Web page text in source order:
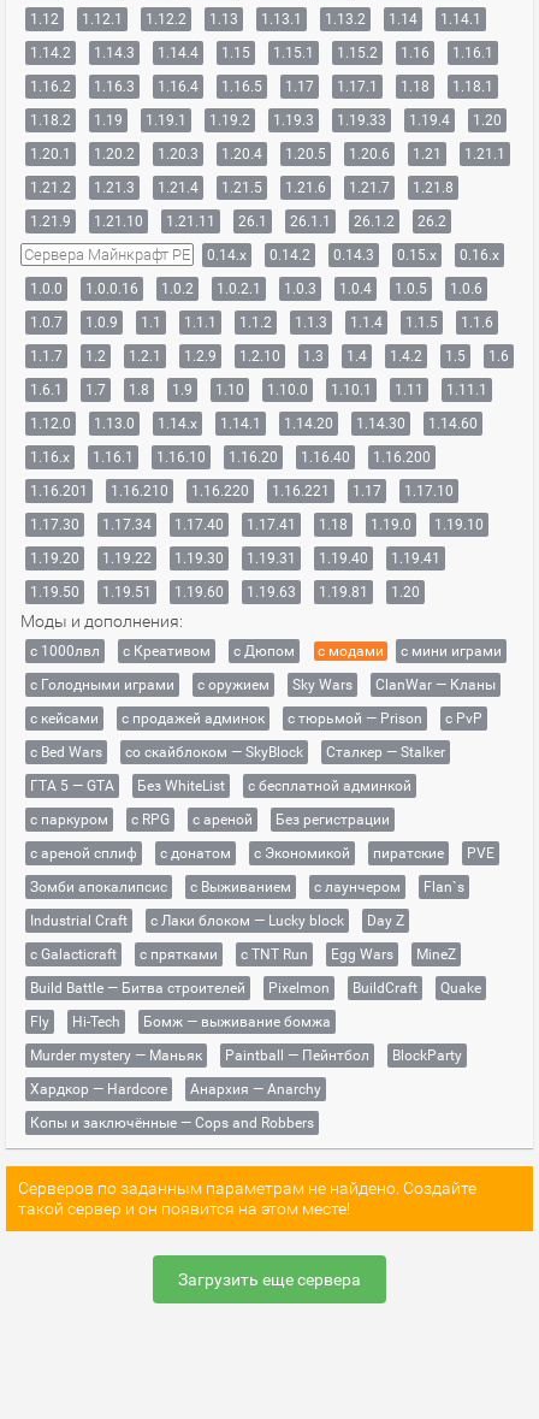
1.12
1.12.1 1.12.2 1.13 1.13.1 1.13.2 1.14
1.14.1
1.14.2
1.14.3 1.14.4 1.15 1.15.1 1.15.2 1.16
1.16.1
1.16.2
1.16.3 1.16.4 1.16.5 1.17 1.17.1 1.18
1.18.1
1.18.2
1.19 1.19.1 1.19.2 1.19.3 1.19.33 1.19.4
1.20
1.20.1
1.20.2 1.20.3 1.20.4 1.20.5 1.20.6 1.21
1.21.1
1.21.2
1.21.3 1.21.4 1.21.5 1.21.6 1.21.7
1.21.8
1.21.9
1.21.10 1.21.11 26.1 26.1.1 26.1.2 26.2
Сервера Майнкрафт PE 0.14.x 0.14.2 0.14.3 0.15.x
0.16.x
1.0.0
1.0.0.16 1.0.2 1.0.2.1 1.0.3 1.0.4 1.0.5
1.0.6
1.0.7
1.0.9 1.1 1.1.1 1.1.2 1.1.3 1.1.4 1.1.5
1.1.6
1.1.7
1.2 1.2.1 1.2.9 1.2.10 1.3 1.4 1.4.2 1.5
1.6
1.6.1
1.7 1.8 1.9 1.10 1.10.0 1.10.1 1.11
1.11.1
1.12.0
1.13.0 1.14.x 1.14.1 1.14.20 1.14.30
1.14.60
1.16.x
1.16.1 1.16.10 1.16.20 1.16.40
1.16.200
1.16.201
1.16.210 1.16.220 1.16.221 1.17
1.17.10
1.17.30
1.17.34 1.17.40 1.17.41 1.18 1.19.0
1.19.10
1.19.20
1.19.22 1.19.30 1.19.31 1.19.40
1.19.41
1.19.50
1.19.51 1.19.60 1.19.63 1.19.81 1.20
Моды и дополнения:
с 1000лвл c Креативом с Дюпом с модами
с мини играми
с Голодными играми
с оружием Sky Wars
ClanWar — Кланы
с кейсами
с продажей админок с тюрьмой — Prison
с PvP
с Bed Wars
со скайблоком — SkyBlock
Сталкер — Stalker
ГТА 5 — GTA
Без WhiteList
с бесплатной админкой
с паркуром
с RPG с ареной
Без регистрации
с ареной сплиф
с донатом с Экономикой пиратские
PVE
Зомби апокалипсис
с Выживанием с лаунчером
Flan`s
Industrial Craft
с Лаки блоком — Lucky block
Day Z
с Galacticraft
с прятками с TNT Run Egg Wars
MineZ
Build Battle — Битва строителей
Pixelmon BuildCraft
Quake
Fly
Hi-Tech
Бомж — выживание бомжа
Murder mystery — Маньяк
Paintball — Пейнтбол
BlockParty
Хардкор — Hardcore
Анархия — Anarchy
Копы и заключённые — Cops and Robbers
Серверов по заданным параметрам не найдено. Создайте
такой сервер и он появится на этом месте!
Загрузить еще сервера